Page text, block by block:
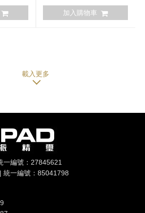
加入購物車
一編號：27845621
統一編號：85041798